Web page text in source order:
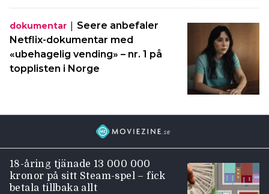
dokumentar | Seere anbefaler
Netflix-dokumentar med
«ubehagelig vending» – nr. 1 på
topplisten i Norge
18-åring tjänade 13 000 000
kronor på sitt Steam-spel – fick
betala tillbaka allt